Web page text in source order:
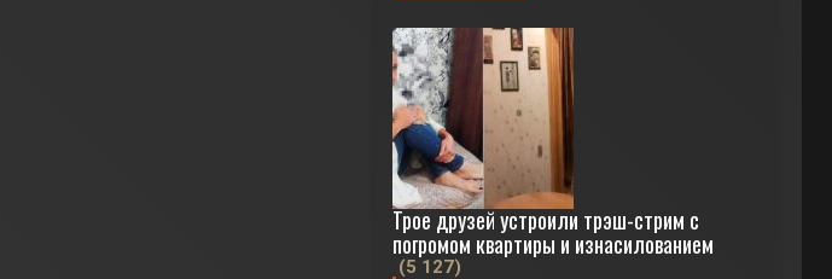
Трое друзей устроили трэш-стрим с
погромом квартиры и изнасилованием
(5 127)